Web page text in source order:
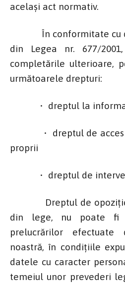
acelaşi act normativ.
În conformitate cu
din Legea nr. 677/
completările ulterioare,
următoarele drepturi:
• dreptul la
• dreptul de acces
proprii
• dreptul de
Dreptul de opoziţie,
din lege, nu poate fi
prelucrărilor
noastră, în condiţiile
datele cu caracter
temeiul unor prevederi